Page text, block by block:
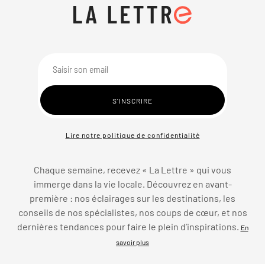
Lire notre politique de confidentialité
Chaque semaine, recevez « La Lettre » qui vous
immerge dans la vie locale. Découvrez en avant-
première : nos éclairages sur les destinations, les
conseils de nos spécialistes, nos coups de cœur, et nos
dernières tendances pour faire le plein d’inspirations. En
savoir plus